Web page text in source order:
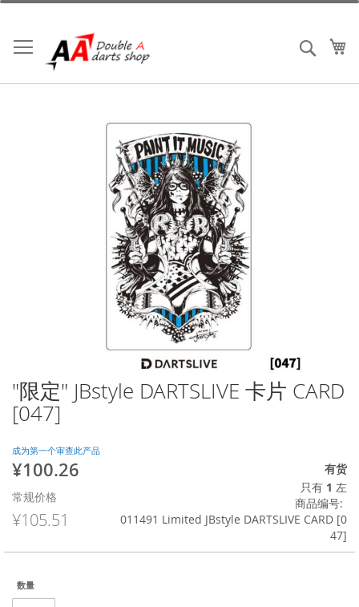
跳
内
容
搜索
"限定" JBstyle DARTSLIVE 卡片 CARD
[047]
成为第一个审查此产品
特
价
格
¥100.26
常规价格
¥105.51
有货
只有 1 左
商品编号
011491 Limited JBstyle DARTSLIVE CARD [0
47]
数量
跳
转
到
像
库
开
头